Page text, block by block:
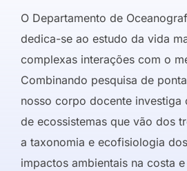
O Departamento de
dedica-se ao estudo da vida
complexas interações com o
Combinando pesquisa de
nosso corpo docente investiga
de ecossistemas que vão dos
a taxonomia e ecofisiologia
impactos ambientais na costa